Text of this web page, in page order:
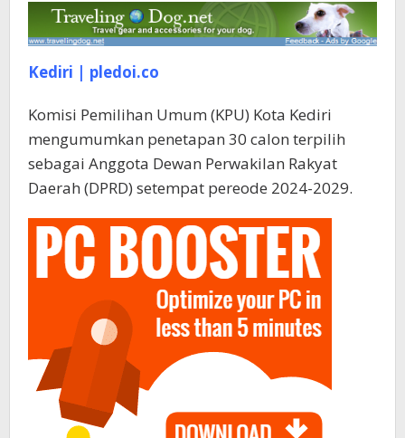
Kediri | pledoi.co
Komisi Pemilihan Umum (KPU) Kota Kediri
mengumumkan penetapan 30 calon terpilih
sebagai Anggota Dewan Perwakilan Rakyat
Daerah (DPRD) setempat pereode 2024-2029.